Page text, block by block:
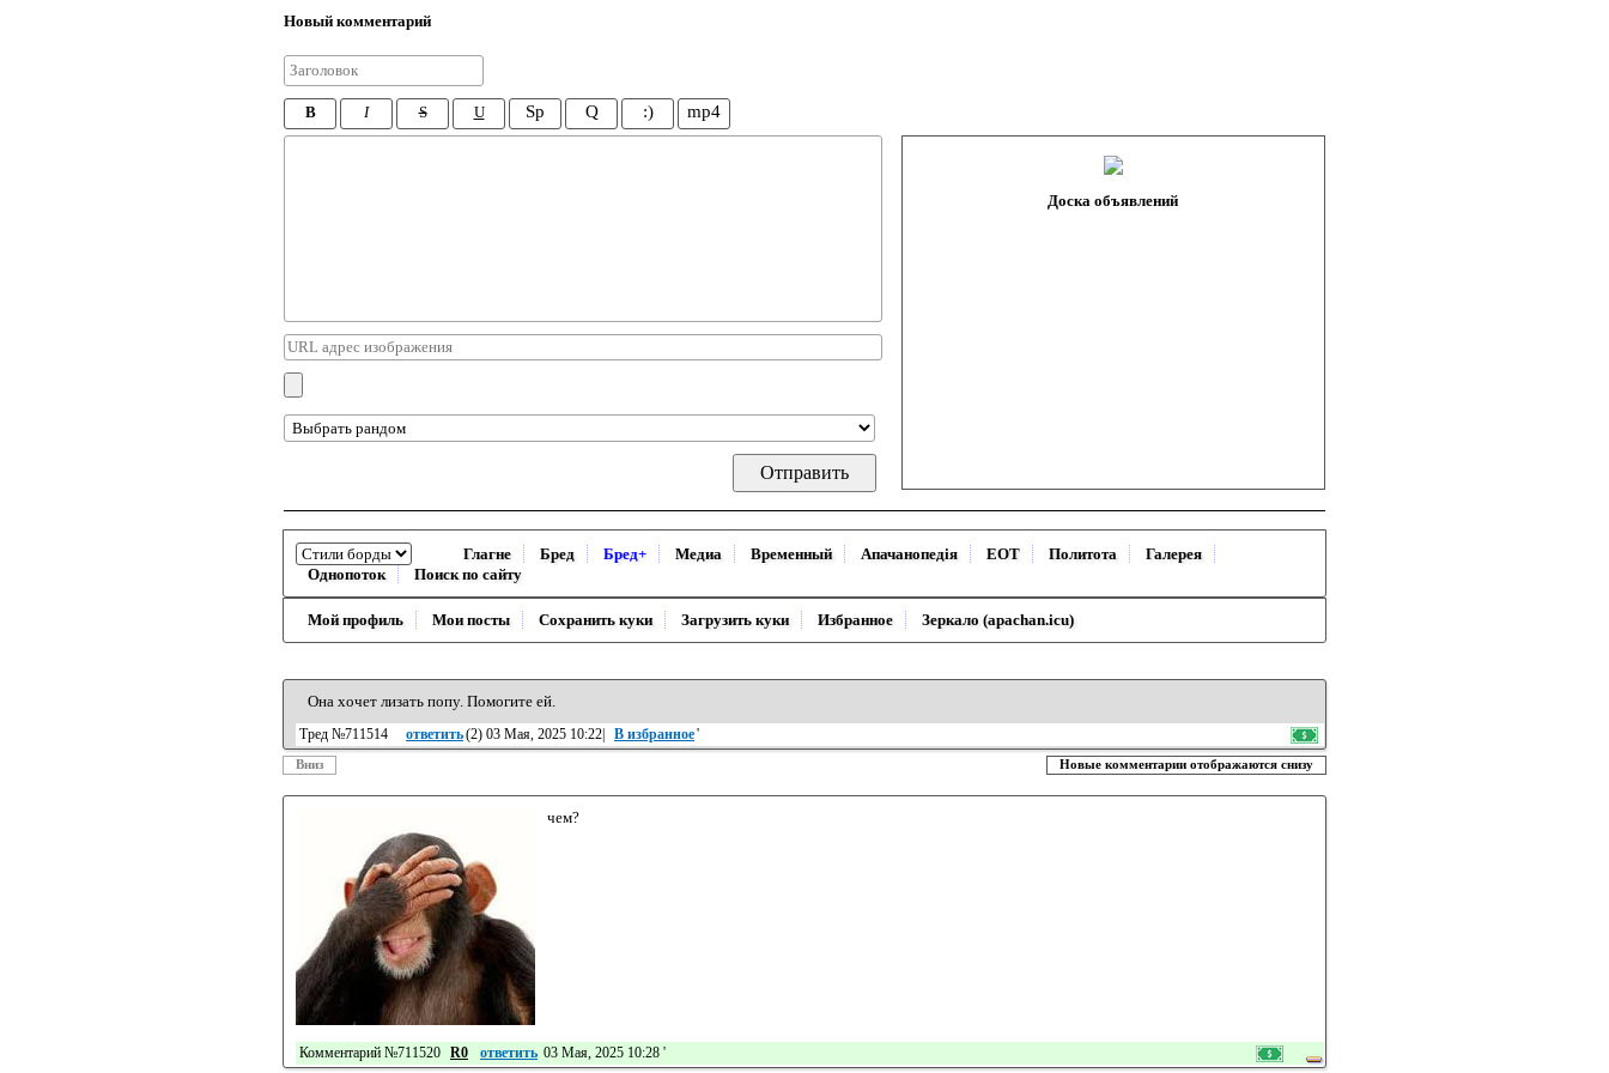
Новый комментарий
B I S U Sp Q :) mp4
Доска объявлений
Глагне Бред Бред+ Медиа Временный Апачанопедiя ЕОТ Политота
Галерея
Однопоток
Поиск по сайту
Мой профиль Мои посты Сохранить куки Загрузить куки Избранное Зеркало (apachan.icu)
Она хочет лизать попу. Помогите ей.
Тред №711514 ответить(2) 03 Мая, 2025 10:22| В избранное'
Вниз Новые комментарии отображаются снизу
чем?
Комментарий №711520 R0 ответить 03 Мая, 2025 10:28 '